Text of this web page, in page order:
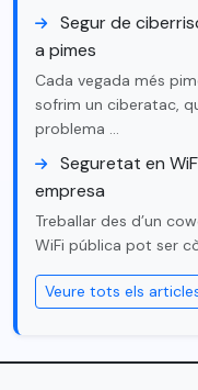
Segur de
a pimes
Cada vegada més
sofrim un ciberatac,
problema …
Seguretat en
empresa
Treballar des d’un
WiFi pública pot ser
Veure tots els